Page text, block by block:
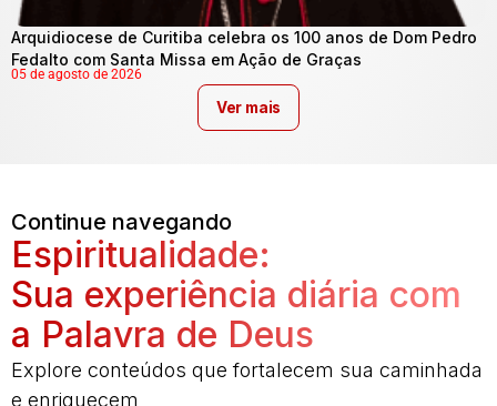
Arquidiocese de Curitiba celebra os 100 anos de Dom Pedro
Fedalto com Santa Missa em Ação de Graças
05 de agosto de 2026
Ver mais
Continue navegando
Espiritualidade:
Sua experiência diária com
a Palavra de Deus
Explore conteúdos que fortalecem sua caminhada
e enriquecem